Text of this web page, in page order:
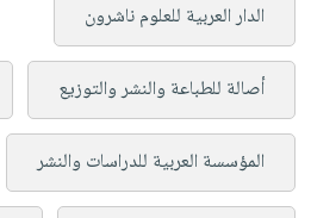
الدار العربية للعلوم ناشرون
أصالة للطباعة والنشر والتوزيع
المؤسسة العربية للدراسات والنشر